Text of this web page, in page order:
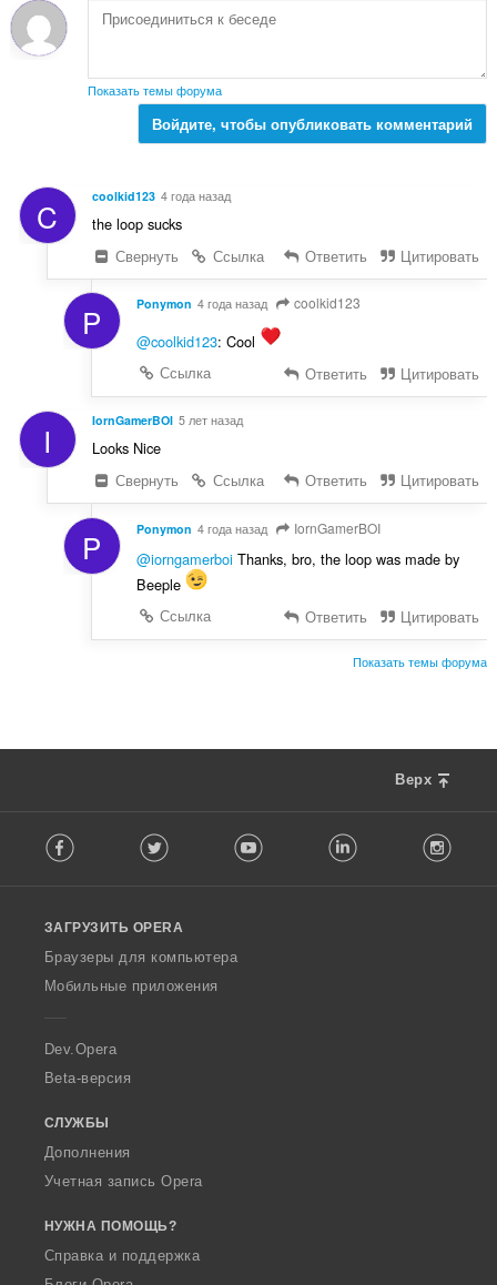
Показать темы форума
Войдите, чтобы опубликовать комментарий
C coolkid123 4 года назад
the loop sucks
Свернуть
Ссылка Ответить Цитировать
P Ponymon 4 года назад coolkid123
@coolkid123: Cool
Ссылка
Ответить Цитировать
I IornGamerBOI 5 лет назад
Looks Nice
Свернуть
Ссылка Ответить Цитировать
P Ponymon 4 года назад IornGamerBOI
@iorngamerboi Thanks, bro, the loop was made by
Beeple
Ссылка
Ответить Цитировать
Показать темы форума
Верх
o
w
O
p
a
Facebook Twitter Youtube LinkedIn
ЗАГРУЗИТЬ OPERA
Браузеры для компьютера
Мобильные приложения
Dev.Opera
Beta-версия
СЛУЖБЫ
Дополнения
Учетная запись Opera
НУЖНА ПОМОЩЬ?
Справка и поддержка